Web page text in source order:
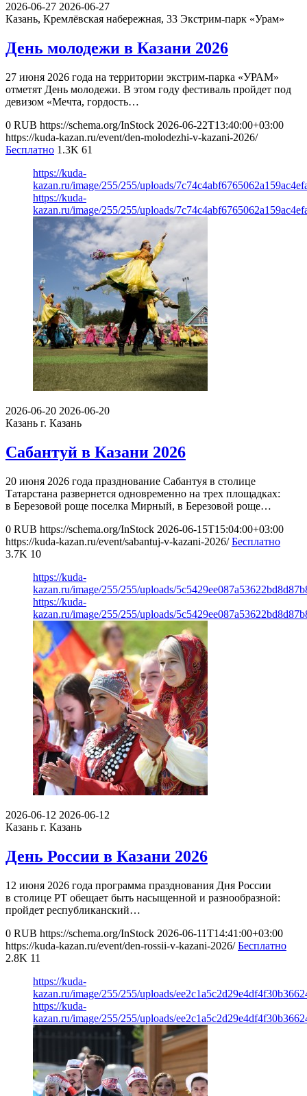
2026-06-27 2026-06-27
Казань, Кремлёвская набережная, 33 Экстрим-парк «Урам»
День молодежи в Казани 2026
27 июня 2026 года на территории экстрим-парка «УРАМ»
отметят День молодежи. В этом году фестиваль пройдет под
девизом «Мечта, гордость…
0 RUB https://schema.org/InStock 2026-06-22T13:40:00+03:00
https://kuda-kazan.ru/event/den-molodezhi-v-kazani-2026/
Бесплатно 1.3K 61
https://kuda-
kazan.ru/image/255/255/uploads/
https://kuda-
kazan.ru/image/255/255/uploads/
2026-06-20 2026-06-20
Казань г. Казань
Сабантуй в Казани 2026
20 июня 2026 года празднование Сабантуя в столице
Татарстана развернется одновременно на трех площадках:
в Березовой роще поселка Мирный, в Березовой роще…
0 RUB https://schema.org/InStock 2026-06-15T15:04:00+03:00
https://kuda-kazan.ru/event/sabantuj-v-kazani-2026/ Бесплатно
3.7K 10
https://kuda-
kazan.ru/image/255/255/uploads/
https://kuda-
kazan.ru/image/255/255/uploads/
2026-06-12 2026-06-12
Казань г. Казань
День России в Казани 2026
12 июня 2026 года программа празднования Дня России
в столице РТ обещает быть насыщенной и разнообразной:
пройдет республиканский…
0 RUB https://schema.org/InStock 2026-06-11T14:41:00+03:00
https://kuda-kazan.ru/event/den-rossii-v-kazani-2026/ Бесплатно
2.8K 11
https://kuda-
kazan.ru/image/255/255/uploads/
https://kuda-
kazan.ru/image/255/255/uploads/